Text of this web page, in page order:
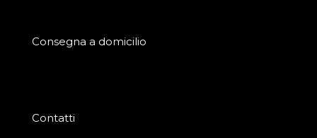
Consegna a domicilio
Contatti